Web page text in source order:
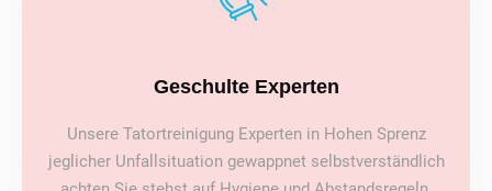
Geschulte Experten
Unsere Tatortreinigung Experten in Hohen Sprenz
jeglicher Unfallsituation gewappnet selbstverständlich